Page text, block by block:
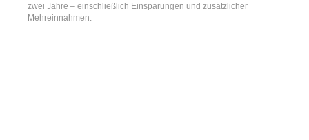
zwei Jahre – einschließlich Einsparungen und zusätzlicher
Mehreinnahmen.